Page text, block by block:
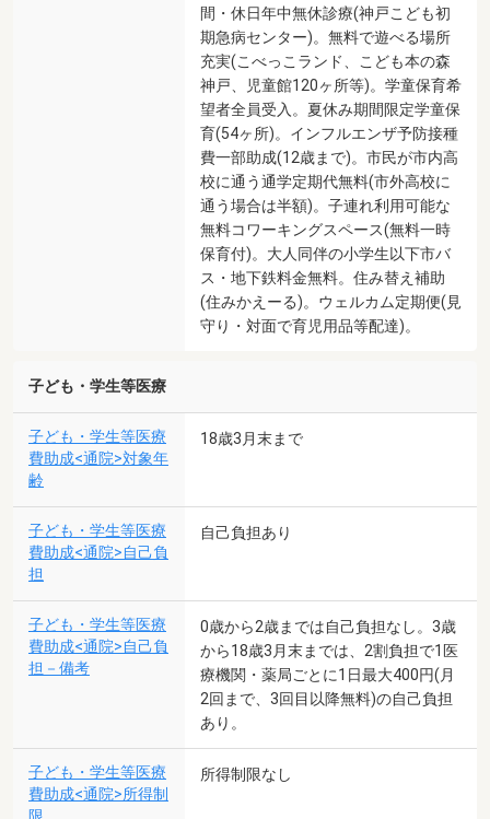
間・休日年中無休診療(神戸こども初
期急病センター)。無料で遊べる場所
充実(こべっこランド、こども本の森
神戸、児童館120ヶ所等)。学童保育希
望者全員受入。夏休み期間限定学童保
育(54ヶ所)。インフルエンザ予防接種
費一部助成(12歳まで)。市民が市内高
校に通う通学定期代無料(市外高校に
通う場合は半額)。子連れ利用可能な
無料コワーキングスペース(無料一時
保育付)。大人同伴の小学生以下市バ
ス・地下鉄料金無料。住み替え補助
(住みかえーる)。ウェルカム定期便(見
守り・対面で育児用品等配達)。
子ども・学生等医療
子ども・学生等医療
費助成<通院>対象年
齢
18歳3月末まで
子ども・学生等医療
費助成<通院>自己負
担
自己負担あり
子ども・学生等医療
費助成<通院>自己負
担－備考
0歳から2歳までは自己負担なし。3歳
から18歳3月末までは、2割負担で1医
療機関・薬局ごとに1日最大400円(月
2回まで、3回目以降無料)の自己負担
あり。
子ども・学生等医療
費助成<通院>所得制
所得制限なし